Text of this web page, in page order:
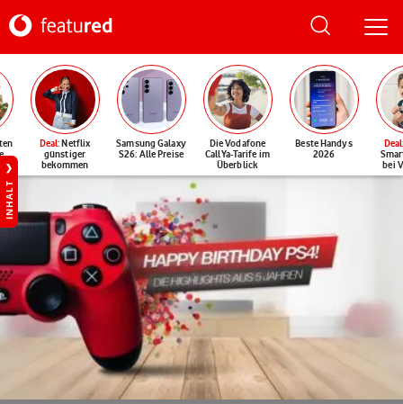
Deal: Netflix
günstiger
bekommen
Samsung Galaxy
S26: Alle Preise
Die Vodafone
CallYa-Tarife im
Überblick
Beste Handys
2026
Deal
bei
INHALT